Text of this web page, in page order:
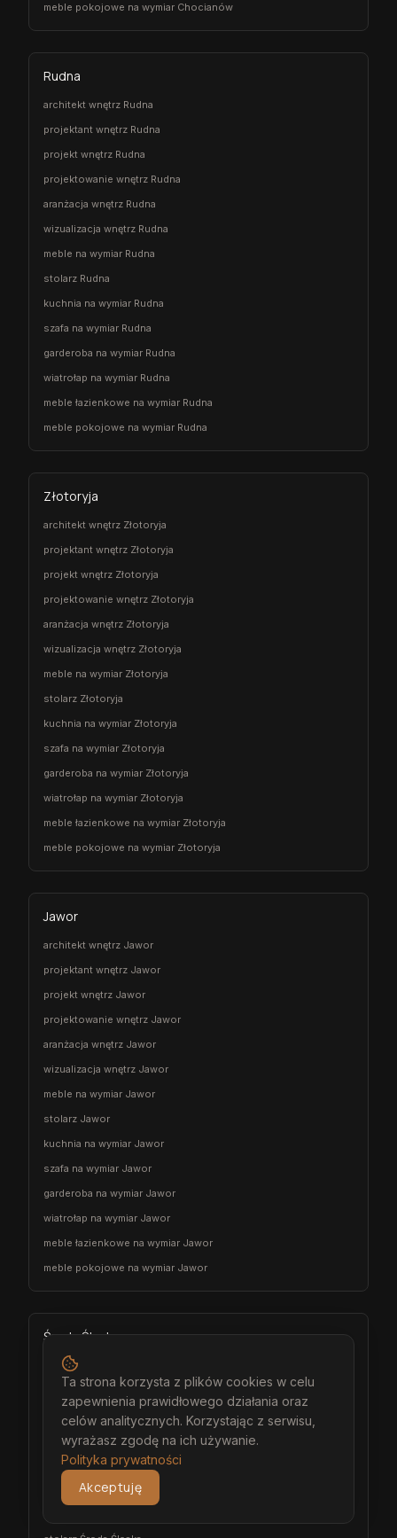
meble pokojowe na wymiar Chocianów
Rudna
architekt wnętrz Rudna
projektant wnętrz Rudna
projekt wnętrz Rudna
projektowanie wnętrz Rudna
aranżacja wnętrz Rudna
wizualizacja wnętrz Rudna
meble na wymiar Rudna
stolarz Rudna
kuchnia na wymiar Rudna
szafa na wymiar Rudna
garderoba na wymiar Rudna
wiatrołap na wymiar Rudna
meble łazienkowe na wymiar Rudna
meble pokojowe na wymiar Rudna
Złotoryja
architekt wnętrz Złotoryja
projektant wnętrz Złotoryja
projekt wnętrz Złotoryja
projektowanie wnętrz Złotoryja
aranżacja wnętrz Złotoryja
wizualizacja wnętrz Złotoryja
meble na wymiar Złotoryja
stolarz Złotoryja
kuchnia na wymiar Złotoryja
szafa na wymiar Złotoryja
garderoba na wymiar Złotoryja
wiatrołap na wymiar Złotoryja
meble łazienkowe na wymiar Złotoryja
meble pokojowe na wymiar Złotoryja
Jawor
architekt wnętrz Jawor
projektant wnętrz Jawor
projekt wnętrz Jawor
projektowanie wnętrz Jawor
aranżacja wnętrz Jawor
wizualizacja wnętrz Jawor
meble na wymiar Jawor
stolarz Jawor
kuchnia na wymiar Jawor
szafa na wymiar Jawor
garderoba na wymiar Jawor
wiatrołap na wymiar Jawor
meble łazienkowe na wymiar Jawor
meble pokojowe na wymiar Jawor
Środa Śląska
architekt wnętrz Środa Śląska
projektant wnętrz Środa Śląska
projekt wnętrz Środa Śląska
projektowanie wnętrz Środa Śląska
aranżacja wnętrz Środa Śląska
wizualizacja wnętrz Środa Śląska
Ta strona korzysta z plików cookies w celu
zapewnienia prawidłowego działania oraz
celów analitycznych. Korzystając z serwisu,
wyrażasz zgodę na ich używanie.
Polityka prywatności
Akceptuję